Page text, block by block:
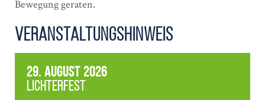
Bewegung geraten.
Veranstaltungshinweis
29. August 2026
Lichterfest